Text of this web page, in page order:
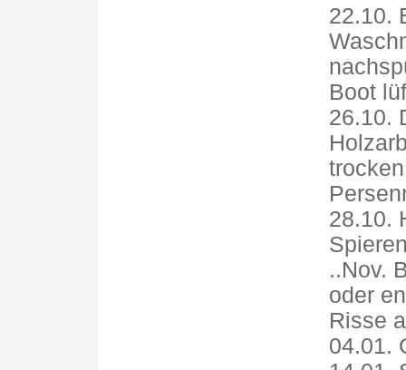
22.10.
Boot
26.10.
28.10.
..Nov.
oder
Risse
04.01.